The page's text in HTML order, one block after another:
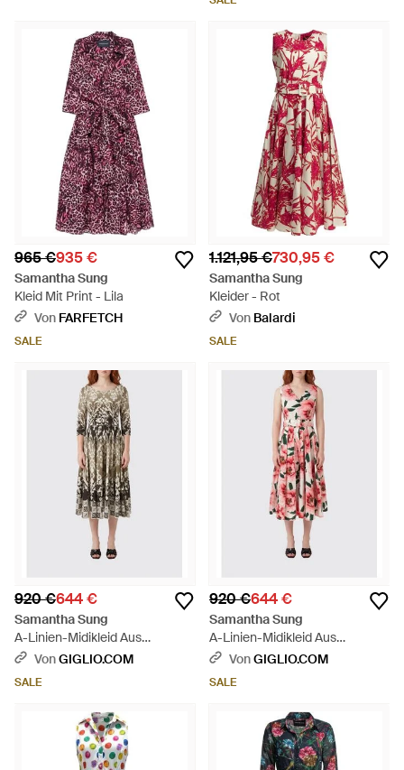
965 €935 €
Samantha Sung
Kleid Mit Print - Lila
Von FARFETCH
SALE
1.121,95 €730,95 €
Samantha Sung
Kleider - Rot
Von Balardi
SALE
920 €644 €
Samantha Sung
A-Linien-Midikleid Aus
Baumwolle Mit Liberty-
VonGIGLIO.COM
SALE
920 €644 €
Samantha Sung
A-Linien-Midikleid Aus
Baumwolle Mit Liberty-
VonGIGLIO.COM
SALE